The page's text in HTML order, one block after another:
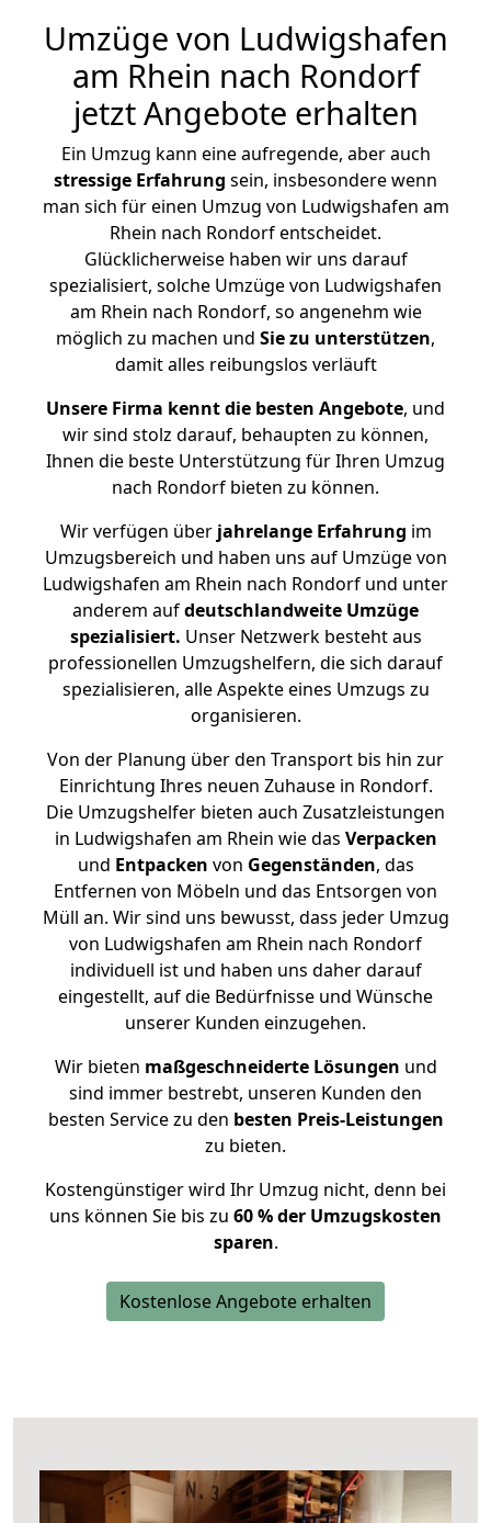
Umzüge von Ludwigshafen
am Rhein nach Rondorf
jetzt Angebote erhalten
Ein Umzug kann eine aufregende, aber auch
stressige Erfahrung sein, insbesondere wenn
man sich für einen Umzug von Ludwigshafen am
Rhein nach Rondorf entscheidet.
Glücklicherweise haben wir uns darauf
spezialisiert, solche Umzüge von Ludwigshafen
am Rhein nach Rondorf, so angenehm wie
möglich zu machen und Sie zu unterstützen,
damit alles reibungslos verläuft
Unsere Firma kennt die besten Angebote, und
wir sind stolz darauf, behaupten zu können,
Ihnen die beste Unterstützung für Ihren Umzug
nach Rondorf bieten zu können.
Wir verfügen überjahrelange Erfahrung im
Umzugsbereich und haben uns auf Umzüge von
Ludwigshafen am Rhein nach Rondorf und unter
anderem aufdeutschlandweite Umzüge
spezialisiert. Unser Netzwerk besteht aus
professionellen Umzugshelfern, die sich darauf
spezialisieren, alle Aspekte eines Umzugs zu
organisieren.
Von der Planung über den Transport bis hin zur
Einrichtung Ihres neuen Zuhause in Rondorf.
Die Umzugshelfer bieten auch Zusatzleistungen
in Ludwigshafen am Rhein wie das Verpacken
und Entpacken von Gegenständen, das
Entfernen von Möbeln und das Entsorgen von
Müll an. Wir sind uns bewusst, dass jeder Umzug
von Ludwigshafen am Rhein nach Rondorf
individuell ist und haben uns daher darauf
eingestellt, auf die Bedürfnisse und Wünsche
unserer Kunden einzugehen.
Wir bieten maßgeschneiderte Lösungen und
sind immer bestrebt, unseren Kunden den
besten Service zu den besten Preis-Leistungen
zu bieten.
Kostengünstiger wird Ihr Umzug nicht, denn bei
uns können Sie bis zu 60 % der Umzugskosten
sparen.
Kostenlose Angebote erhalten